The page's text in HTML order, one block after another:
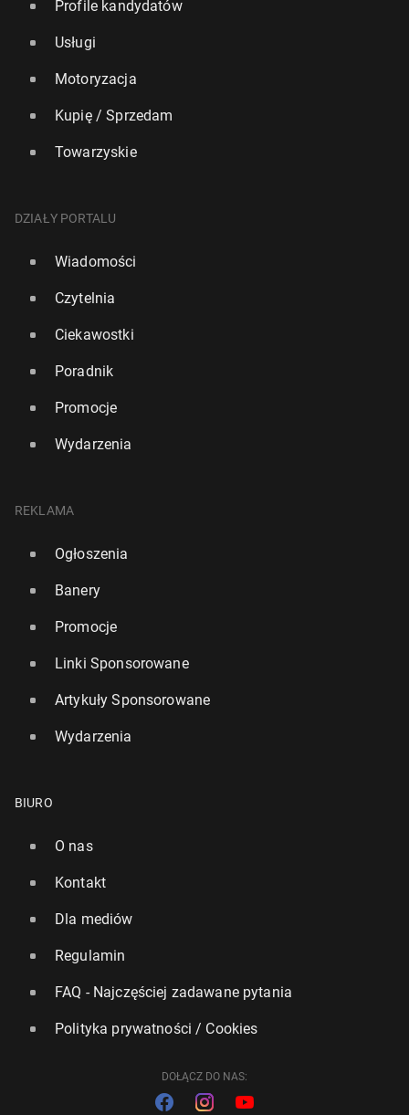
Profile kandydatów
Usługi
Motoryzacja
Kupię / Sprzedam
Towarzyskie
DZIAŁY PORTALU
Wiadomości
Czytelnia
Ciekawostki
Poradnik
Promocje
Wydarzenia
REKLAMA
Ogłoszenia
Banery
Promocje
Linki Sponsorowane
Artykuły Sponsorowane
Wydarzenia
BIURO
O nas
Kontakt
Dla mediów
Regulamin
FAQ - Najczęściej zadawane pytania
Polityka prywatności / Cookies
DOŁĄCZ DO NAS: